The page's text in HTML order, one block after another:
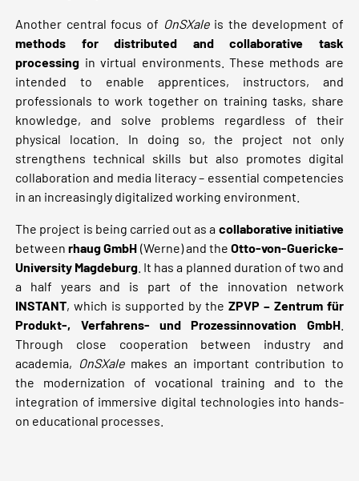
Another central focus of OnSXaleis the development of
methods for distributed and collaborative task
processing in virtual environments. These methods are
intended to enable apprentices, instructors, and
professionals to work together on training tasks, share
knowledge, and solve problems regardless of their
physical location. In doing so, the project not only
strengthens technical skills but also promotes digital
collaboration and media literacy – essential competencies
in an increasingly digitalized working environment.
The project is being carried out as a collaborative initiative
betweenrhaug GmbH (Werne) and the Otto-von-Guericke-
University Magdeburg . It has a planned duration of two and
a half years and is part of the innovation network
INSTANT, which is supported by the ZPVP – Zentrum für
Produkt-, Verfahrens- und Prozessinnovation GmbH.
Through close cooperation between industry and
academia, OnSXalemakes an important contribution to
the modernization of vocational training and to the
integration of immersive digital technologies into hands-
on educational processes.